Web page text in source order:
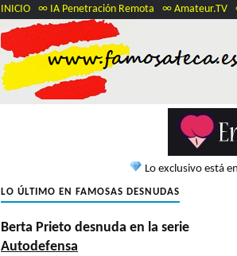
INICIO ∞ IA Penetración Remota ∞ Amateur.TV
Lo exclusivo está
LO ÚLTIMO EN FAMOSAS DESNUDAS
Berta Prieto desnuda en la serie
Autodefensa